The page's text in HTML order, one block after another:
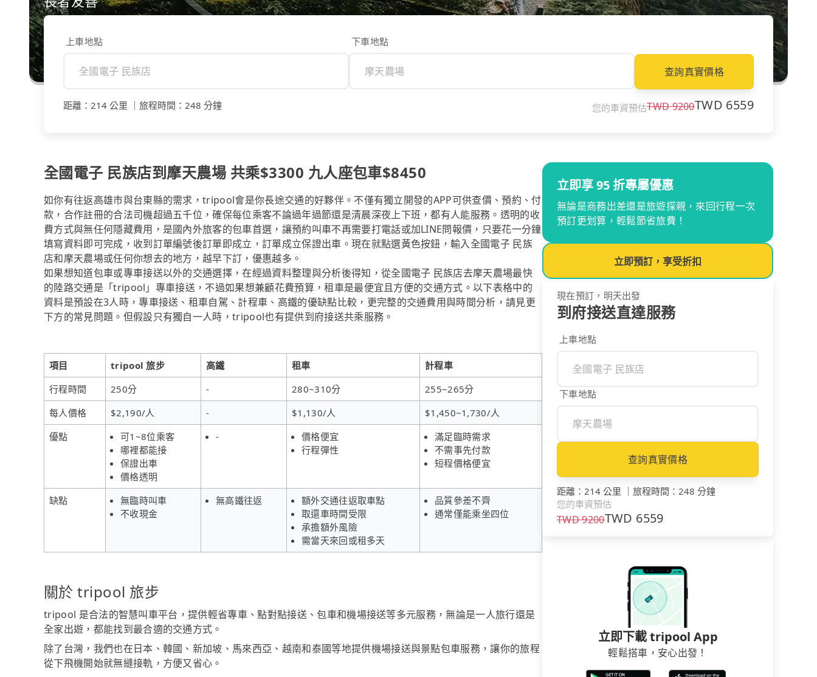
上車地點 下車地點
查詢真實價格
距離 ： 214 公里 旅程時間 ： 248 分鐘 您的車資預估TWD9200TWD 6559
全國電子 民族店到摩天農場 共乘$3300 九人座包車$8450
如你有往返高雄市與台東縣的需求，tripool會是你長途交通的好夥伴。不僅有獨立開發的APP可供查價、預約、付
款，合作註冊的合法司機超過五千位，確保每位乘客不論過年過節還是清晨深夜上下班，都有人能服務。透明的收
費方式與無任何隱藏費用，是國內外旅客的包車首選，讓預約叫車不再需要打電話或加LINE問報價，只要花一分鐘
填寫資料即可完成，收到訂單編號後訂單即成立，訂單成立保證出車。現在就點選黃色按鈕，輸入全國電子 民族
店和摩天農場或任何你想去的地方，越早下訂，優惠越多。
如果想知道包車或專車接送以外的交通選擇，在經過資料整理與分析後得知，從全國電子 民族店去摩天農場最快
的陸路交通是「tripool」專車接送，不過如果想兼顧花費預算，租車是最便宜且方便的交通方式。以下表格中的
資料是預設在3人時，專車接送、租車自駕、計程車、高鐵的優缺點比較，更完整的交通費用與時間分析，請見更
下方的常見問題。但假設只有獨自一人時，tripool也有提供到府接送共乘服務。
項目 tripool 旅步 高鐵 租車
計程車
行程時間
250分 - 280~310分
255~265分
每人價格
$2,190/人 - $1,130/人
$1,450~1,730/人
優點
可1~8位乘客
哪裡都能接
保證出車
價格透明
-
價格便宜
行程彈性
滿足臨時需求
不需事先付款
短程價格便宜
缺點
無臨時叫車
不收現金
無高鐵往返
額外交通往返取車點
取還車時間受限
承擔額外風險
需當天來回或租多天
品質參差不齊
通常僅能乘坐四位
關於 tripool 旅步
tripool 是合法的智慧叫車平台，提供輕省專車、點對點接送、包車和機場接送等多元服務，無論是一人旅行還是
全家出遊，都能找到最合適的交通方式。
除了台灣，我們也在日本、韓國、新加坡、馬來西亞、越南和泰國等地提供機場接送與景點包車服務，讓你的旅程
從下飛機開始就無縫接軌，方便又省心。
立即享 95 折專屬優惠
無論是商務出差還是旅遊探親，來回行程一次
預訂更划算，輕鬆節省旅費！
立即預訂，享受折扣
現在預訂，明天出發
到府接送直達服務
上車地點
下車地點
查詢真實價格
距離 ： 214 公里 ｜ 旅程時間 ： 248 分鐘
您的車資預估
TWD9200TWD 6559
立即下載 tripool App
輕鬆搭車，安心出發！